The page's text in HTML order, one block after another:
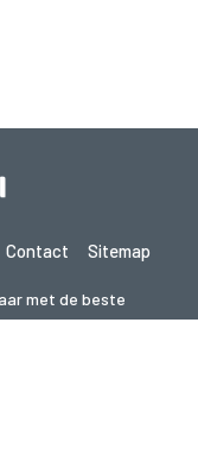
Contact Sitemap
met de beste